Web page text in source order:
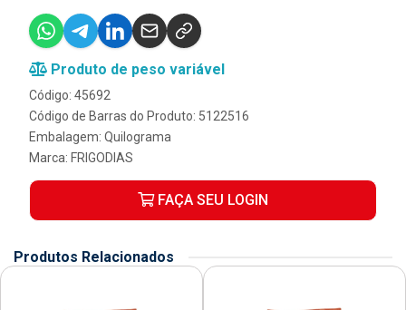
Produto de peso variável
Código: 45692
Código de Barras do Produto: 5122516
Embalagem: Quilograma
Marca: FRIGODIAS
FAÇA SEU LOGIN
Produtos Relacionados